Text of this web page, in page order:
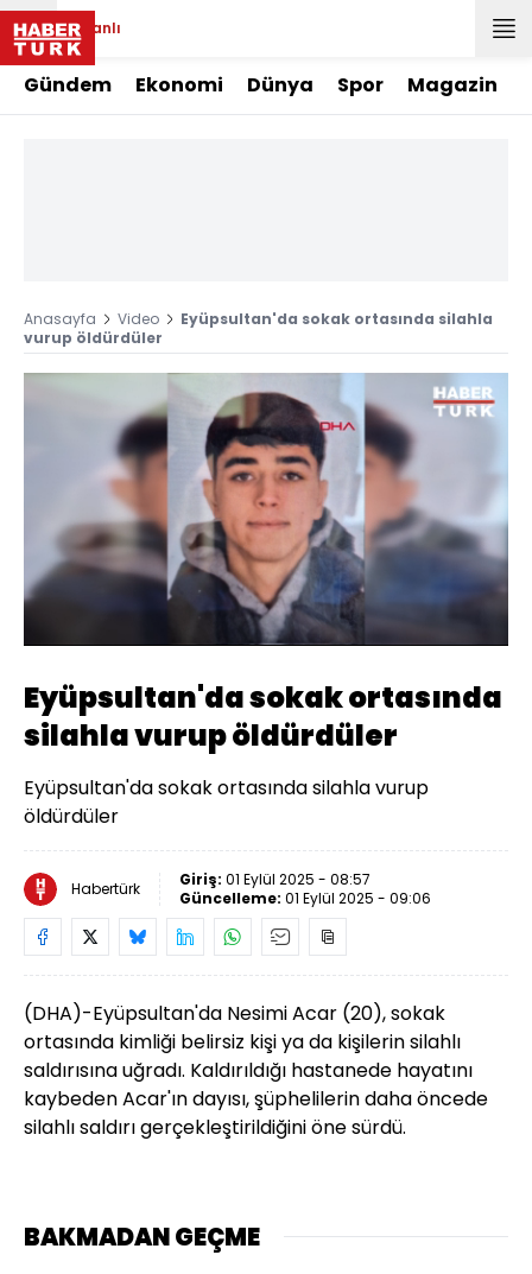
Canlı
Gündem Ekonomi Dünya Spor Magazin
Anasayfa Video
Eyüpsultan'da sokak ortasında silahla
vurup öldürdüler
Aç
Yüklendi:
Hızı
Eyüpsultan'da sokak ortasında
silahla vurup öldürdüler
Eyüpsultan'da sokak ortasında silahla vurup
öldürdüler
Habertürk Giriş: 01 Eylül 2025 - 08:57
Güncelleme: 01 Eylül 2025 - 09:06
(DHA)-Eyüpsultan'da Nesimi Acar (20), sokak
ortasında kimliği belirsiz kişi ya da kişilerin silahlı
saldırısına uğradı. Kaldırıldığı hastanede hayatını
kaybeden Acar'ın dayısı, şüphelilerin daha öncede
silahlı saldırı gerçekleştirildiğini öne sürdü.
BAKMADAN GEÇME